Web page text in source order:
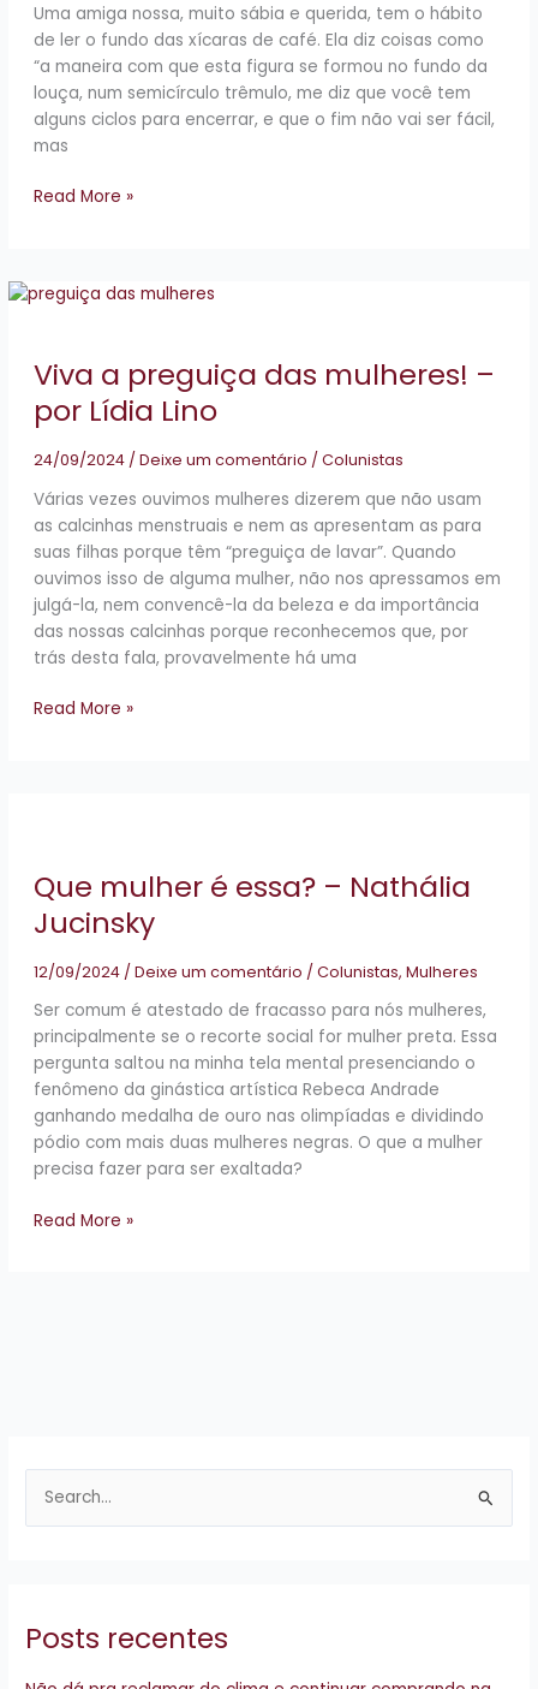
Uma amiga nossa, muito sábia e querida, tem o hábito
de ler o fundo das xícaras de café. Ela diz coisas como
“a maneira com que esta figura se formou no fundo da
louça, num semicírculo trêmulo, me diz que você tem
alguns ciclos para encerrar, e que o fim não vai ser fácil,
mas
Lídia
Lino
Read More »
Viva a preguiça das mulheres! –
por Lídia Lino
24/09/2024 / Deixe um comentário / Colunistas
Várias vezes ouvimos mulheres dizerem que não usam
as calcinhas menstruais e nem as apresentam as para
suas filhas porque têm “preguiça de lavar”. Quando
ouvimos isso de alguma mulher, não nos apressamos em
julgá-la, nem convencê-la da beleza e da importância
das nossas calcinhas porque reconhecemos que, por
trás desta fala, provavelmente há uma
Viva
das
mulheres!
–
por
Lino
Read More »
Que mulher é essa? – Nathália
Jucinsky
12/09/2024 / Deixe um comentário / Colunistas, Mulheres
Ser comum é atestado de fracasso para nós mulheres,
principalmente se o recorte social for mulher preta. Essa
pergunta saltou na minha tela mental presenciando o
fenômeno da ginástica artística Rebeca Andrade
ganhando medalha de ouro nas olimpíadas e dividindo
pódio com mais duas mulheres negras. O que a mulher
precisa fazer para ser exaltada?
essa?
Nathália
Jucinsky
Read More »
e
u
Posts recentes